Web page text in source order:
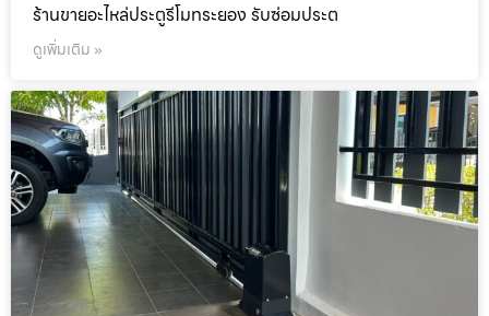
ร้านขายอะไหล่ประตูรีโมทระยอง รับซ่อมประต
ดูเพิ่มเติม »